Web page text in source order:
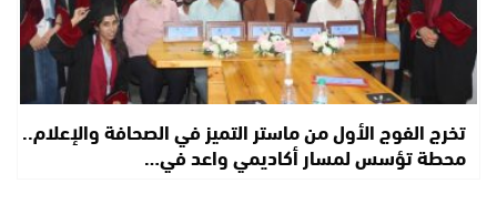
تخرج الفوج الأول من ماستر التميز في الصحافة والإعلام..
محطة تؤسس لمسار أكاديمي واعد في…